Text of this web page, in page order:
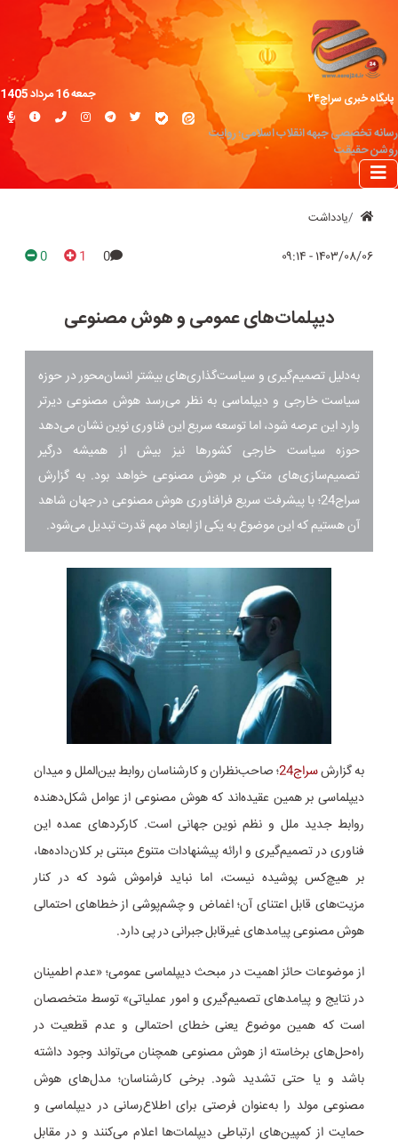
پایگاه خبری سراج۲۴
رسانه تخصصی جبهه انقلاب اسلامی؛ روایت
روشن حقیقت
جمعه 16 مرداد 1405
یادداشت
۱۴۰۳/۰۸/۰۶ - ۰۹:۱۴ 0
1
0
دیپلمات‌های عمومی و هوش مصنوعی
به‌دلیل تصمیم‌گیری و سیاست‌گذاری‌های بیشتر انسان‌محور در حوزه
سیاست خارجی و دیپلماسی به نظر می‌رسد هوش مصنوعی دیرتر
وارد این عرصه شود، اما توسعه سریع این فناوری نوین نشان ‌می‌دهد
حوزه سیاست خارجی کشورها نیز بیش از همیشه درگیر
تصمیم‌سازی‌های متکی بر هوش مصنوعی خواهد بود. به گزارش
سراج24؛ با پیشرفت سریع فرافناوری هوش مصنوعی در جهان شاهد
آن هستیم که این موضوع به یکی از ابعاد مهم قدرت تبدیل می‌شود.
به گزارشسراج24
؛ صاحب‌نظران و کارشناسان روابط بین‌الملل و میدان
دیپلماسی بر همین عقیده‌اند که هوش مصنوعی از عوامل شکل‌دهنده
روابط جدید ملل و نظم نوین جهانی است. کارکردهای عمده این
فناوری در تصمیم‌گیری و ارائه پیشنهادات متنوع مبتنی بر کلان‌داده‌ها،
بر هیچ‌کس پوشیده نیست، اما نباید فراموش شود که در کنار
مزیت‌های قابل اعتنای آن؛ اغماض و چشم‌پوشی از خطاهای احتمالی
هوش مصنوعی پیامدهای غیرقابل جبرانی در پی دارد.
از موضوعات حائز اهمیت در مبحث دیپلماسی عمومی؛ «عدم اطمینان
در نتایج و پیامدهای تصمیم‌گیری و امور عملیاتی» توسط متخصصان
است که همین موضوع یعنی خطای احتمالی و عدم قطعیت در
راه‌حل‌های برخاسته از هوش مصنوعی همچنان می‌تواند وجود داشته
باشد و یا حتی تشدید شود. برخی کارشناسان؛ مدل‌های هوش
مصنوعی مولد را به‌عنوان فرصتی برای اطلاع‌رسانی در دیپلماسی و
حمایت از کمپین‌های ارتباطی دیپلمات‌ها اعلام می‌کنند و در مقابل